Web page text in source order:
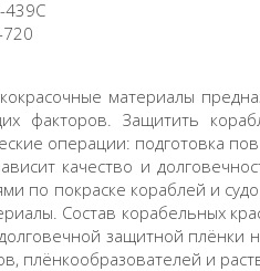
материалы
факторов. Защитить
операции: подготовка
качество и
по покраске кораблей и
Состав корабельных
защитной плёнки
плёнкообразователей и